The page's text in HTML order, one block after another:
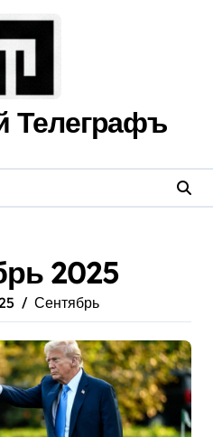
Телеграфъ
2025
Сентябрь